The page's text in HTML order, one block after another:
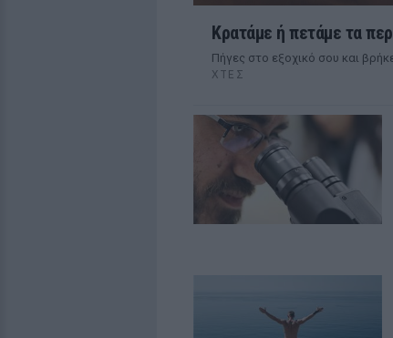
Κρατάμε ή πετάμε τα
Πήγες στο εξοχικό σου και
ΧΤΕΣ